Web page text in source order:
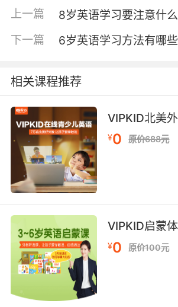
尽管大家都知道学习英语的过程
但是幼儿在7岁之前就可以轻松掌
种语言。从小学习第二种语言的
习第二种语言对于他们的成长发
的，所以学习英语不仅仅是为
试，更是为了孩子可以更加健康
步。
研究表明孩子越小他们自然就可
口音和语法增加一定难度的。所
仅仅可以让他们轻松完成学校的
可以很好地培养孩子们学习英
惯。
上一篇 8岁英语学习要注意什么
下一篇 6岁英语学习方法有哪些
相关课程推荐
VIPKID北美
¥0 原价688元
VIPKID启蒙
¥0 原价100元